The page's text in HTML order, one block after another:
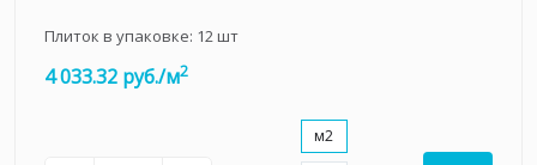
Плиток в упаковке: 12шт
4 033.32 руб./м2
м2